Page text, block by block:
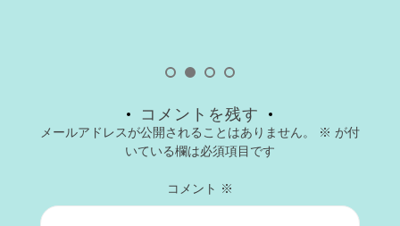
コメントを残す
メールアドレスが公開されることはありません。 ※ が付
いている欄は必須項目です
コメント ※